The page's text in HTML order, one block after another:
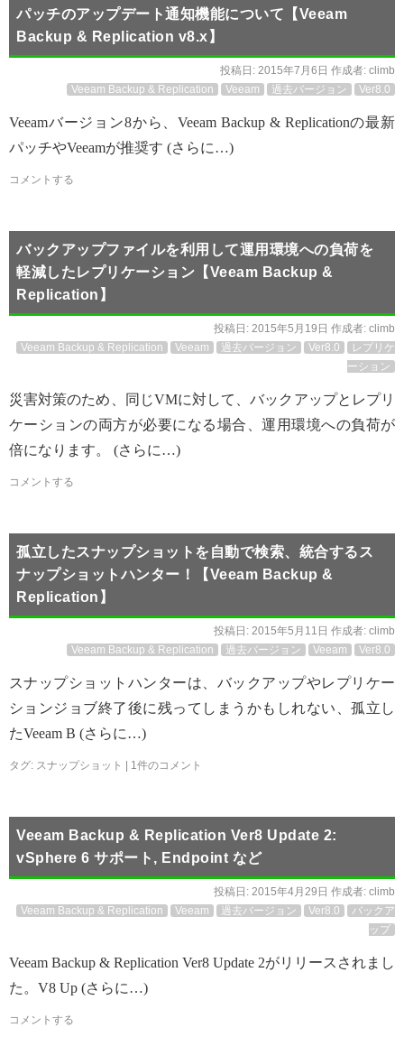
パッチのアップデート通知機能について【Veeam
Backup & Replication v8.x】
投稿日: 2015年7月6日 作成者: climb
Veeam Backup & Replication
Veeam 過去バージョン Ver8.0
Veeamバージョン8から、Veeam Backup & Replicationの最新
パッチやVeeamが推奨す (さらに…)
コメントする
バックアップファイルを利用して運用環境への負荷を
軽減したレプリケーション【Veeam Backup &
Replication】
投稿日: 2015年5月19日 作成者: climb
Veeam Backup & Replication
Veeam 過去バージョン Ver8.0
レプリケ
ーション
災害対策のため、同じVMに対して、バックアップとレプリ
ケーションの両方が必要になる場合、運用環境への負荷が
倍になります。 (さらに…)
コメントする
孤立したスナップショットを自動で検索、統合するス
ナップショットハンター！【Veeam Backup &
Replication】
投稿日: 2015年5月11日 作成者: climb
Veeam Backup & Replication
過去バージョン Veeam Ver8.0
スナップショットハンターは、バックアップやレプリケー
ションジョブ終了後に残ってしまうかもしれない、孤立し
たVeeam B (さらに…)
タグ: スナップショット 1件のコメント
Veeam Backup & Replication Ver8 Update 2:
vSphere 6 サポート, Endpoint など
投稿日: 2015年4月29日 作成者: climb
Veeam Backup & Replication
Veeam 過去バージョン Ver8.0
バックア
ップ
Veeam Backup & Replication Ver8 Update 2がリリースされまし
た。V8 Up (さらに…)
コメントする